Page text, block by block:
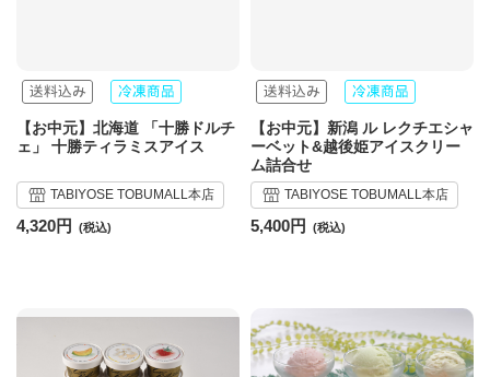
【お中元】北海道 「十勝ドルチ
ェ」 十勝ティラミスアイス
TABIYOSE TOBUMALL本店
4,320円
【お中元】新潟 ル レクチエシャ
ーベット&越後姫アイスクリー
ム詰合せ
TABIYOSE TOBUMALL本店
5,400円